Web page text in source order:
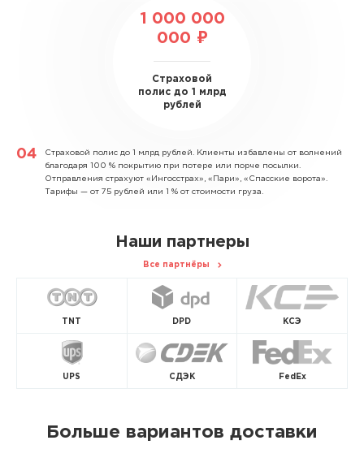
1 000 000
000 ₽
Страховой
полис до 1 млрд
рублей
Страховой полис до 1 млрд рублей. Клиенты избавлены от волнений
благодаря 100 % покрытию при потере или порче посылки.
Отправления страхуют «Ингосстрах», «Пари», «Спасские ворота».
Тарифы — от 75 рублей или 1 % от стоимости груза.
Наши партнеры
Все партнёры
TNT DPD КСЭ
UPS СДЭК FedEx
Больше вариантов доставки